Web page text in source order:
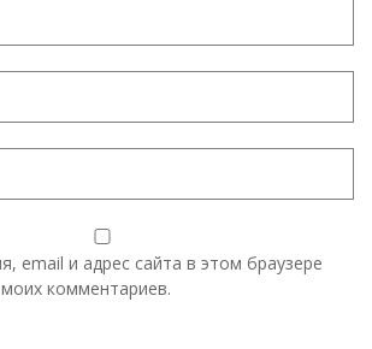
email и адрес сайта в этом браузере
комментариев.